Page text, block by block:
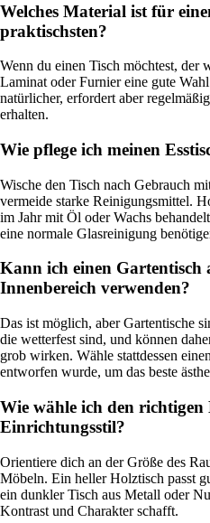
Welches Material ist für
praktischsten?
Wenn du einen Tisch möchtest, der
Laminat oder Furnier eine gute
natürlicher, erfordert aber
erhalten.
Wie pflege ich meinen
Wische den Tisch nach Gebrauch
vermeide starke Reinigungsmittel.
im Jahr mit Öl oder Wachs
eine normale Glasreinigung
Kann ich einen Gartentisch
Innenbereich verwenden?
Das ist möglich, aber Gartentische
die wetterfest sind, und können
grob wirken. Wähle stattdessen
entworfen wurde, um das beste
Wie wähle ich den richtigen
Einrichtungsstil?
Orientiere dich an der Größe des
Möbeln. Ein heller Holztisch passt
ein dunkler Tisch aus Metall oder
Kontrast und Charakter schafft.